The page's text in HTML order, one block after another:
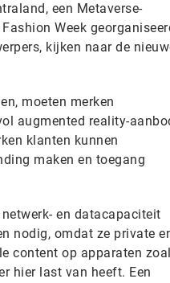
een Metaverse-
Week
kijken naar de
moeten merken
augmented reality-
klanten kunnen
maken en toegang
en datacapaciteit
nodig, omdat ze private
content op apparaten
hier last van heeft. Een